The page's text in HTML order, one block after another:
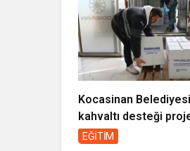
Kocasinan
kahvaltı desteği
EĞİTİM